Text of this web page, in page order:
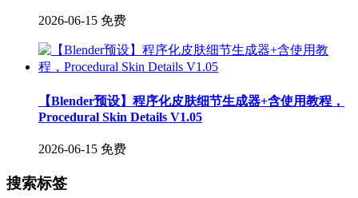
2026-06-15 免费
【Blender预设】程序化皮肤细节生成器+含使用教程，
Procedural Skin Details V1.05
2026-06-15 免费
搜索标签